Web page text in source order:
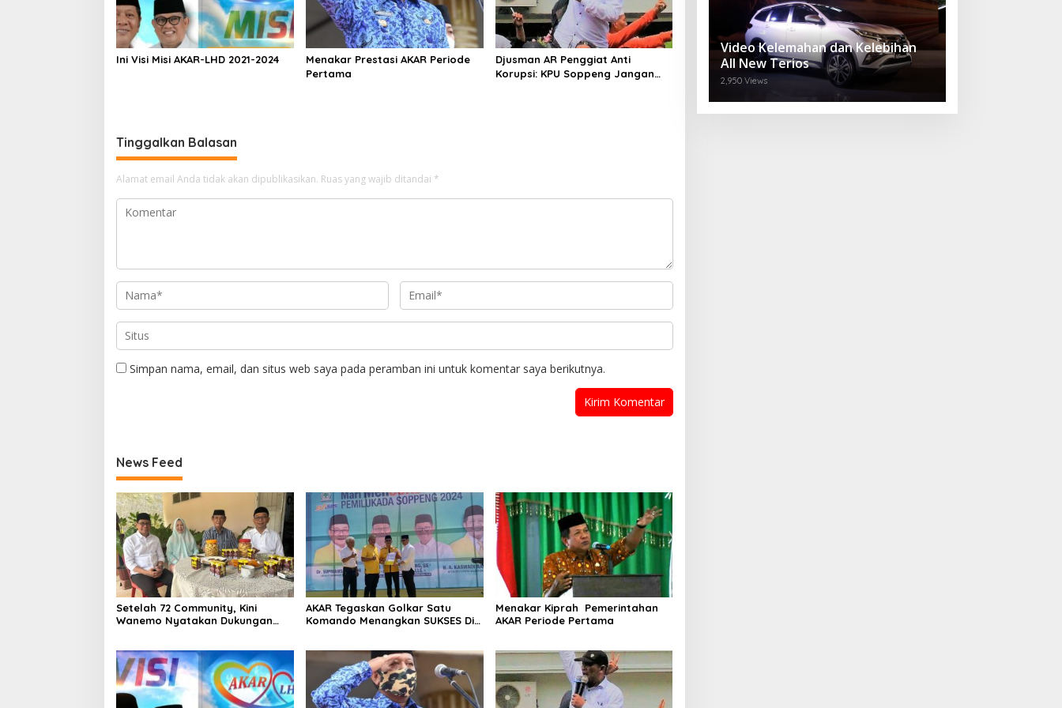
Ini Visi Misi AKAR-LHD 2021-2024
Menakar Prestasi AKAR Periode
Pertama
Djusman AR Penggiat Anti
Korupsi: KPU Soppeng Jangan
Tinggalkan Balasan
Alamat email Anda tidak akan dipublikasikan. Ruas yang wajib ditandai *
Simpan nama, email, dan situs web saya pada peramban ini untuk komentar saya berikutnya.
News Feed
Setelah 72 Community, Kini
Wanemo Nyatakan Dukungan
AKAR Tegaskan Golkar Satu
Komando Menangkan SUKSES Di
Menakar Kiprah Pemerintahan
AKAR Periode Pertama
Video Kelemahan dan Kelebihan
All New Terios
2,950 Views